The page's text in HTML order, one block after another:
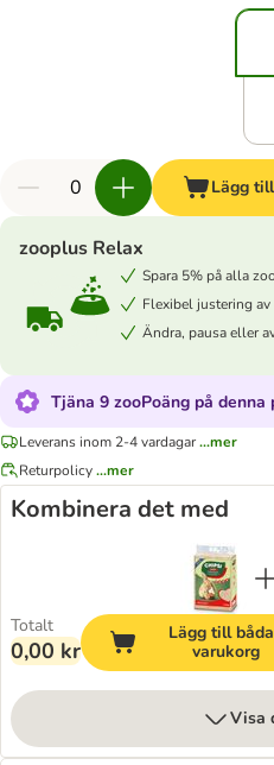
Lägg
zooplus Relax
Spara 5% på alla
Flexibel justering
Ändra, pausa eller
Tjäna 9 zooPoäng på denna
Leverans inom 2-4 vardagar...mer
Returpolicy...mer
Kombinera det med
Totalt
0,00 kr
Lägg till
varukorg
Visa